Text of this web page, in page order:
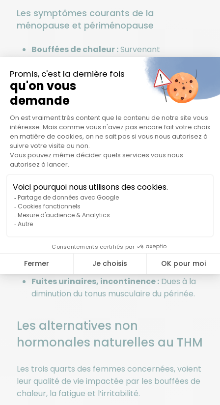
Les symptômes courants de la
ménopause et périménopause
Bouffées de chaleur :Survenant
fréquemment et pouvant perturber le
sommeil.
Sueurs nocturnes :
Contribuant à
l'insomnie et à la fatigue diurne.
Fatigue :La baisse hormonale et les
troubles associés à cette période peut
entrainer une fatigue physique et mentale.
Prise de poids
métabolisme.
Douleurs articulaires :
diminution de la densité osseuse et des
Sécheresse vaginale :Conduisant à des
rapports douloureux et une gêne intime.
Fuites urinaires, incontinence : Dues à la
diminution du tonus musculaire du périnée.
Les alternatives non
hormonales naturelles au THM
Les trois quarts des femmes concernées, voient
leur qualité de vie impactée par les bouffées de
chaleur, la fatigue et l’irritabilité.